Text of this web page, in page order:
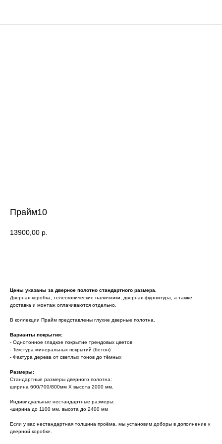
Прайм10
13900,00 р.
Цены указаны за дверное полотно стандартного размера.
Дверная коробка, телескопические наличники, дверная фурнитура, а также
доставка и монтаж оплачиваются отдельно.
В коллекции Прайм представлены глухие дверные полотна.
Варианты покрытия:
- Однотонное гладкое покрытие трендовых цветов
- Текстура минеральных покрытий (бетон)
- Фактура дерева от светлых тонов до тёмных
Размеры:
Стандартные размеры дверного полотна:
ширина 600/700/800мм Х высота 2000 мм.
Индивидуальные нестандартные размеры:
-ширина до 1100 мм, высота до 2400 мм
Если у вас нестандартная толщина проёма, мы установим доборы в дополнение к
дверной коробке.